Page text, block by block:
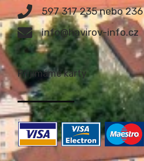
597 317 235 nebo 236
info@havirov-info.cz
Přijímáme karty